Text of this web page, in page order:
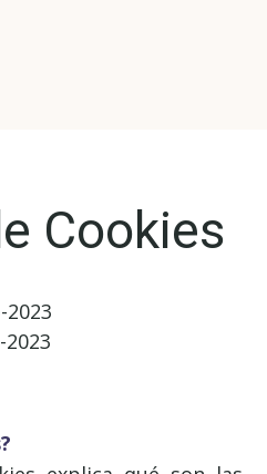
Cookies
2023